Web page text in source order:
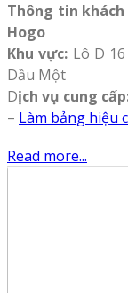
Thông tin
Hogo
Khu vực: Lô D
Dầu Một
Dịch vụ cung
– Làm bảng hiệu
Read more...